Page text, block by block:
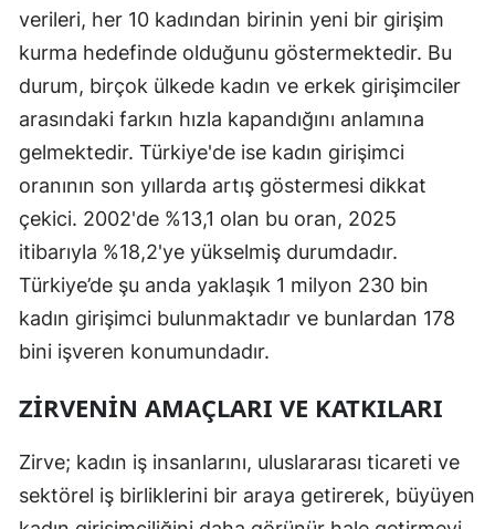
verileri, her 10 kadından birinin yeni bir girişim
kurma hedefinde olduğunu göstermektedir. Bu
durum, birçok ülkede kadın ve erkek girişimciler
arasındaki farkın hızla kapandığını anlamına
gelmektedir. Türkiye'de ise kadın girişimci
oranının son yıllarda artış göstermesi dikkat
çekici. 2002'de %13,1 olan bu oran, 2025
itibarıyla %18,2'ye yükselmiş durumdadır.
Türkiye’de şu anda yaklaşık 1 milyon 230 bin
kadın girişimci bulunmaktadır ve bunlardan 178
bini işveren konumundadır.
ZIRVENIN AMAÇLARI VE KATKILARI
Zirve; kadın iş insanlarını, uluslararası ticareti ve
sektörel iş birliklerini bir araya getirerek, büyüyen